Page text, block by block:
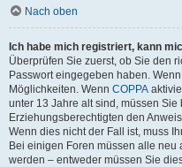
Nach oben
Ich habe mich registriert, kann
Überprüfen Sie zuerst, ob Sie den
Passwort eingegeben haben.
Möglichkeiten. Wenn COPPA
unter 13 Jahre alt sind, müssen
Erziehungsberechtigten den
Wenn dies nicht der Fall ist, muss
Bei einigen Foren müssen alle
werden – entweder müssen Sie